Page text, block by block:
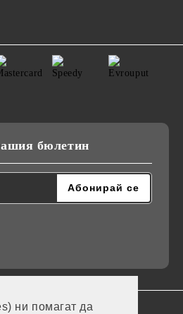
ни помагат да
бюлетин
GDPR